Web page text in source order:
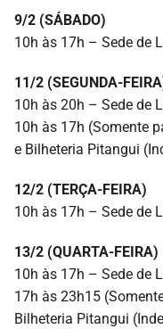
9/2 (SÁBADO)
10h às 17h – Sede de
11/2 (SEGUNDA-
10h às 20h – Sede de
10h às 17h (Somente
e Bilheteria Pitangui
12/2 (TERÇA-FEIRA)
10h às 17h – Sede de
13/2 (QUARTA-FEIRA)
10h às 17h – Sede de
17h às 23h15
Bilheteria Pitangui